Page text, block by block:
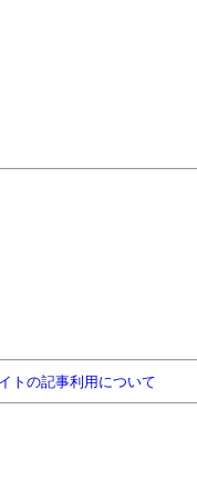
トの記事利用について